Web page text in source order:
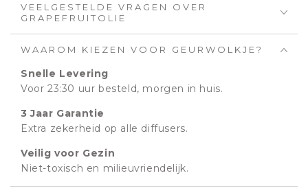
VEELGESTELDE VRAGEN OVER
GRAPEFRUITOLIE
WAAROM KIEZEN VOOR GEURWOLKJE?
Snelle Levering
Voor 23:30 uur besteld, morgen in huis.
3 Jaar Garantie
Extra zekerheid op alle diffusers.
Veilig voor Gezin
Niet-toxisch en milieuvriendelijk.